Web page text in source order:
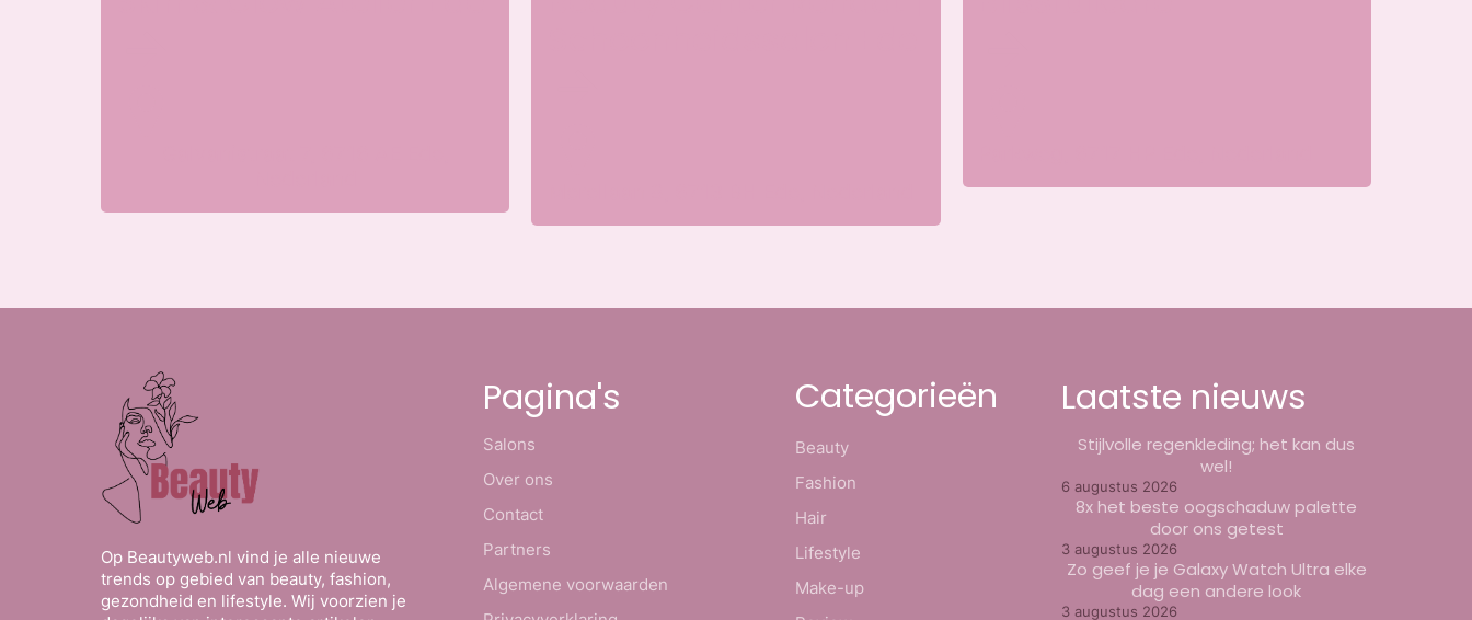
Op Beautyweb.nl vind je alle nieuwe
trends op gebied van beauty, fashion,
gezondheid en lifestyle. Wij voorzien je
Pagina's
Salons
Over ons
Contact
Partners
Algemene voorwaarden
Categorieën
Beauty
Fashion
Hair
Lifestyle
Make-up
Laatste nieuws
Stijlvolle regenkleding; het kan dus
wel!
6 augustus 2026
8x het beste oogschaduw palette
door ons getest
3 augustus 2026
Zo geef je je Galaxy Watch Ultra elke
dag een andere look
3 augustus 2026